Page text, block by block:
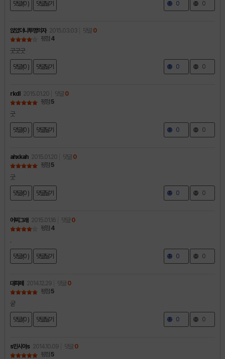
댓글(0 ) 댓글달기 0 0
앉았더니투명의자 2015.03.03 댓글 0
평점 4
굿굿굿
댓글(0 ) 댓글달기 0 0
rkdl 2015.01.20 댓글 0
평점 5
굿
댓글(0 ) 댓글달기 0 0
ahxkah 2015.01.20 댓글 0
평점 5
굿
댓글(0 ) 댓글달기 0 0
어찌그래 2015.01.16 댓글 0
평점 4
.
댓글(0 ) 댓글달기 0 0
대파페 2014.12.29 댓글 0
평점 5
굳
댓글(0 ) 댓글달기 0 0
s민시아s 2014.10.09 댓글 0
평점 5